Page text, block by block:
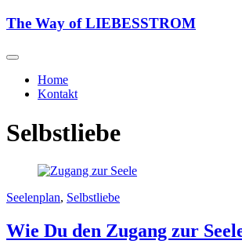
Skip
The Way of LIEBESSTROM
Home
Kontakt
Selbstliebe
Seelenplan, Selbstliebe
Wie Du den Zugang zur